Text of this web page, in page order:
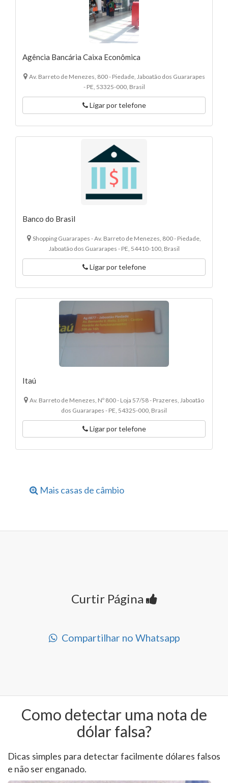
Agência Bancária Caixa Econômica
Av. Barreto de Menezes, 800 - Piedade, Jaboatão dos Guararapes
- PE, 53325-000, Brasil
Ligar por telefone
Banco do Brasil
Shopping Guararapes - Av. Barreto de Menezes, 800 - Piedade,
Jaboatão dos Guararapes - PE, 54410-100, Brasil
Ligar por telefone
Itaú
Av. Barreto de Menezes, Nº 800 - Loja 57/58 - Prazeres, Jaboatão
dos Guararapes - PE, 54325-000, Brasil
Ligar por telefone
Mais casas de câmbio
Curtir Página
Compartilhar no Whatsapp
Como detectar uma nota de
dólar falsa?
Dicas simples para detectar facilmente dólares falsos
e não ser enganado.